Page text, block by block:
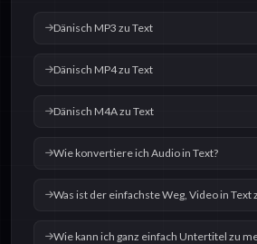
Dänisch MP3 zu Text
Dänisch MP4 zu Text
Dänisch M4A zu Text
Wie konvertiere ich Audio in Text?
Was ist der einfachste Weg, Video in
Wie kann ich ganz einfach Untertitel zu